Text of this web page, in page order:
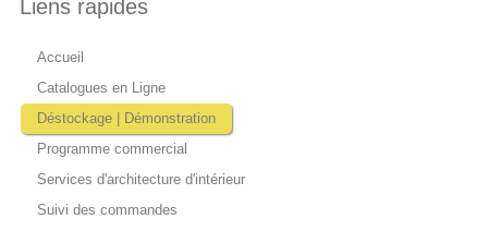
Liens rapides
Accueil
Catalogues en Ligne
Déstockage | Démonstration
Programme commercial
Services d'architecture d'intérieur
Suivi des commandes